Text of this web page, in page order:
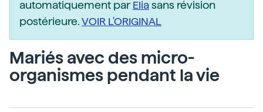
automatiquement parEliasans révision
postérieure.VOIR L'ORIGINAL
Mariés avec des micro-
organismes pendant la vie